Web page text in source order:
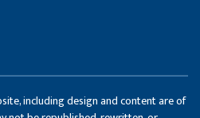
including design and content are of